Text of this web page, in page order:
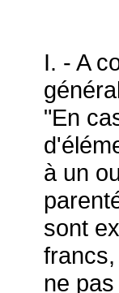
I. - A
"En
à un
sont
ne